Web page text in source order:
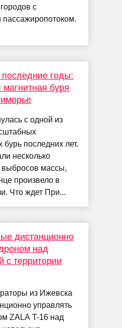
с
годы:
буря
с одной из
бурь последних лет.
несколько
выбросов массы,
произвело в
Что ждет При...
дистанционно
над
с территории
из Ижевска
управлять
ZALA T-16 над